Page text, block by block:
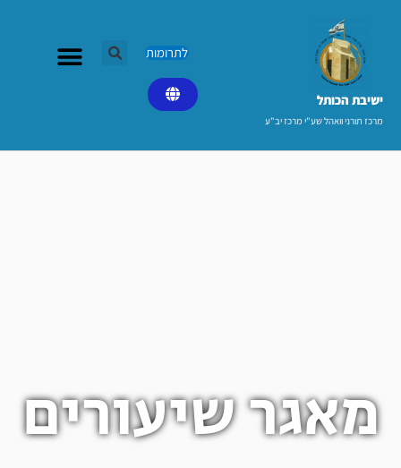
ישיבת הכותל​
מרכז תורני וואהל שע"י מרכז יב"ע
לתרומות
מאגר שיעורים